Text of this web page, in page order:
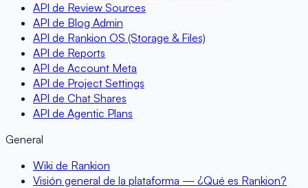
API de Review Sources
API de Blog Admin
API de Rankion OS (Storage & Files)
API de Reports
API de Account Meta
API de Project Settings
API de Chat Shares
API de Agentic Plans
General
Wiki de Rankion
Visión general de la plataforma — ¿Qué es Rankion?